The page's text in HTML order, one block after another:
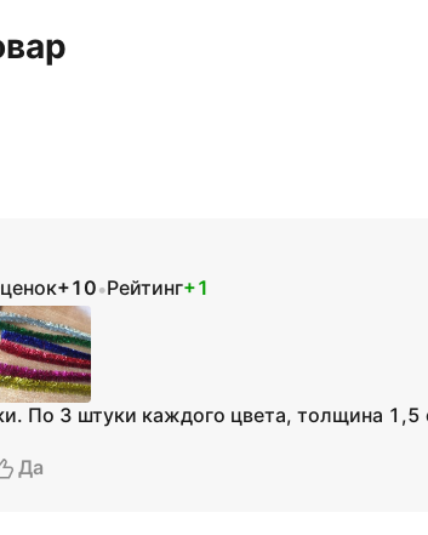
+10•Рейтинг+1
По 3 штуки каждого цвета, толщина
Да